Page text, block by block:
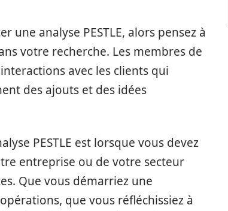
analyse PESTLE, alors pensez à
votre recherche. Les membres de
avec les clients qui
des ajouts et des idées
PESTLE est lorsque vous devez
entreprise ou de votre secteur
Que vous démarriez une
que vous réfléchissiez à